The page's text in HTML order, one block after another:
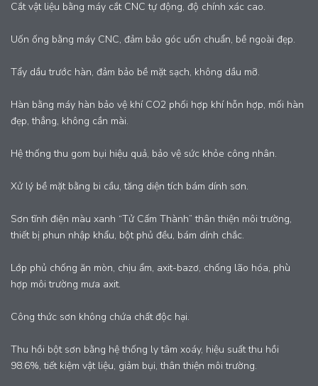
Cắt vật liệu bằng máy cắt CNC tự động, độ chính xác cao.
Uốn ống bằng máy CNC, đảm bảo góc uốn chuẩn, bề ngoài đẹp.
Tẩy dầu trước hàn, đảm bảo bề mặt sạch, không dầu mỡ.
Hàn bằng máy hàn bảo vệ khí CO2 phối hợp khí hỗn hợp, mối hàn
đẹp, thẳng, không cần mài.
Hệ thống thu gom bụi hiệu quả, bảo vệ sức khỏe công nhân.
Xử lý bề mặt bằng bi cầu, tăng diện tích bám dính sơn.
Sơn tĩnh điện màu xanh “Tử Cấm Thành” thân thiện môi trường,
thiết bị phun nhập khẩu, bột phủ đều, bám dính chắc.
Lớp phủ chống ăn mòn, chịu ẩm, axit-bazơ, chống lão hóa, phù
hợp môi trường mưa axit.
Công thức sơn không chứa chất độc hại.
Thu hồi bột sơn bằng hệ thống ly tâm xoáy, hiệu suất thu hồi
98.6%, tiết kiệm vật liệu, giảm bụi, thân thiện môi trường.